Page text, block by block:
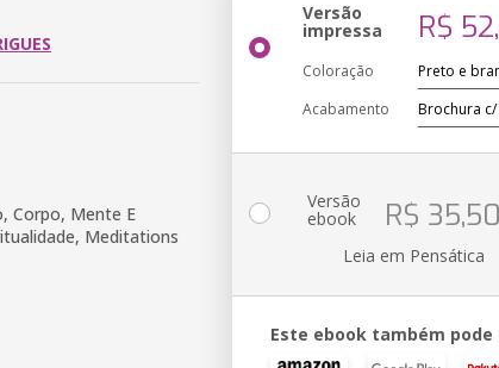
Corpo, Mente E
Meditations
Versão
impressa R$
Coloração
Acabamento
Versão
ebook R$ 35,50
Leia em Pensática
Este ebook também